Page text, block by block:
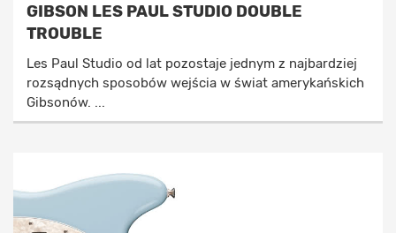
GIBSON LES PAUL STUDIO DOUBLE
TROUBLE
Les Paul Studio od lat pozostaje jednym z najbardziej
rozsądnych sposobów wejścia w świat amerykańskich
Gibsonów. ...